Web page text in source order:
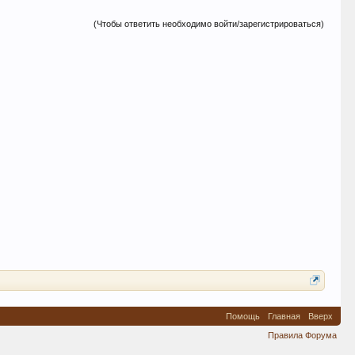
(Чтобы ответить необходимо войти/зарегистрироваться)
Помощь Главная
Вверх
Правила Форума